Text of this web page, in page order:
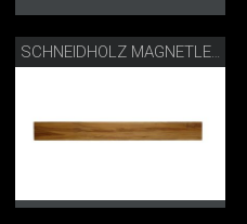
SCHNEIDHOLZ MAGNETLEISTE LANG